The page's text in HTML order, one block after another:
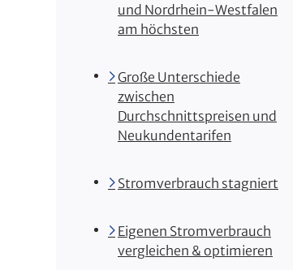
und Nordrhein-Westfalen
am höchsten
Große Unterschiede
zwischen
Durchschnittspreisen und
Neukundentarifen
Stromverbrauch stagniert
Eigenen Stromverbrauch
vergleichen & optimieren